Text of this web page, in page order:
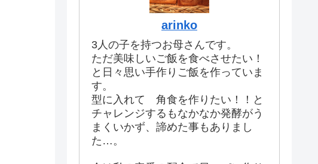
arinko
3人の子を持つお母さんです。
ただ美味しいご飯を食べさせたい！
と日々思い手作りご飯を作っていま
す。
型に入れて 角食を作りたい！！と
チャレンジするもなかなか発酵がう
まくいかず、諦めた事もありまし
た…。